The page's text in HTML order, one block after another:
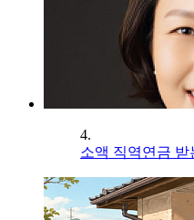
4.
소액 직역연금